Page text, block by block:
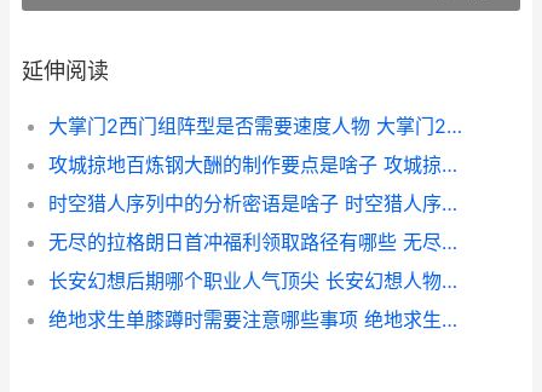
延伸阅读
大掌门2西门组阵型是否需要速度人物 大掌门2西门极限培养
攻城掠地百炼钢大酬的制作要点是啥子 攻城掠地百炼钢怎么获得
时空猎人序列中的分析密语是啥子 时空猎人序列解析
无尽的拉格朗日首冲福利领取路径有哪些 无尽的拉格朗日舰船排行
长安幻想后期哪个职业人气顶尖 长安幻想人物简介
绝地求生单膝蹲时需要注意哪些事项 绝地求生单膝蹲姿势教学